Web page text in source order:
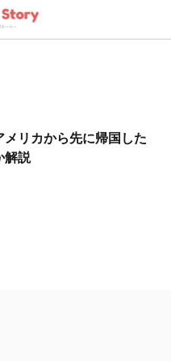
メリカから先に帰国した
解説